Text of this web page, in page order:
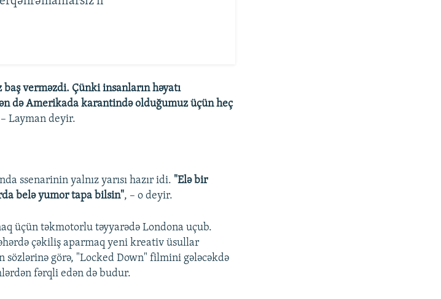
verməzdi. Çünki insanların həyatı
də Amerikada karantində olduğumuz üçün heç
Layman deyir.
ssenarinin yalnız yarısı hazır idi. "Elə bir
belə yumor tapa bilsin", – o deyir.
üçün təkmotorlu təyyarədə Londona uçub.
çəkiliş aparmaq yeni kreativ üsullar
sözlərinə görə, "Locked Down" filmini gələcəkdə
fərqli edən də budur.